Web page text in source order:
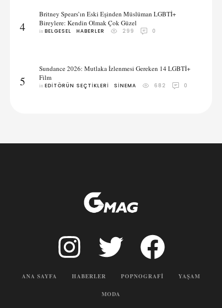
4
Britney Spears’ın Eski Eşinden Müslüman LGBTİ+
Bireylere: Kendin Olmak Çok Güzel
in BELGESEL HABERLER 299 0
5
Sundance 2026: Mutlaka İzlenmesi Gereken 14 LGBTİ+
Film
in EDITÖRÜN SEÇTIKLERI SINEMA 682 0
ANA SAYFA HABERLER POPNOGRAFI YAŞAM
MODA